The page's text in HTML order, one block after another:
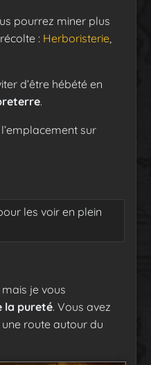
pourrez miner plus
: Herboristerie
d’être hébété en
.
sur
les voir en plein
je vous
la pureté. Vous avez
route autour du